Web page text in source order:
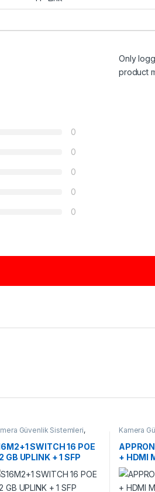
0
0
0
0
0
Only
product
Güvenlik Sistemleri,
SWITCH 16 POE
GB UPLINK + 1 SFP
Kamera
+ HDMI